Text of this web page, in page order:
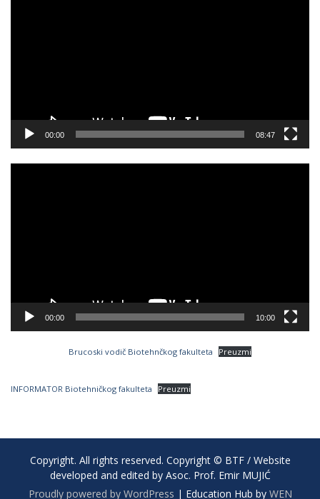
00:00 08:47
00:00 10:00
Brucoski vodič Biotehnčkog fakulteta Preuzmi
INFORMATOR Biotehničkog fakulteta Preuzmi
Copyright. All rights reserved. Copyright © BTF / Website
developed and edited by Asoc. Prof. Emir MUJIĆ
Proudly powered by WordPress | Education Hub by WEN